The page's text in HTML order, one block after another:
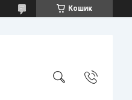
Кошик